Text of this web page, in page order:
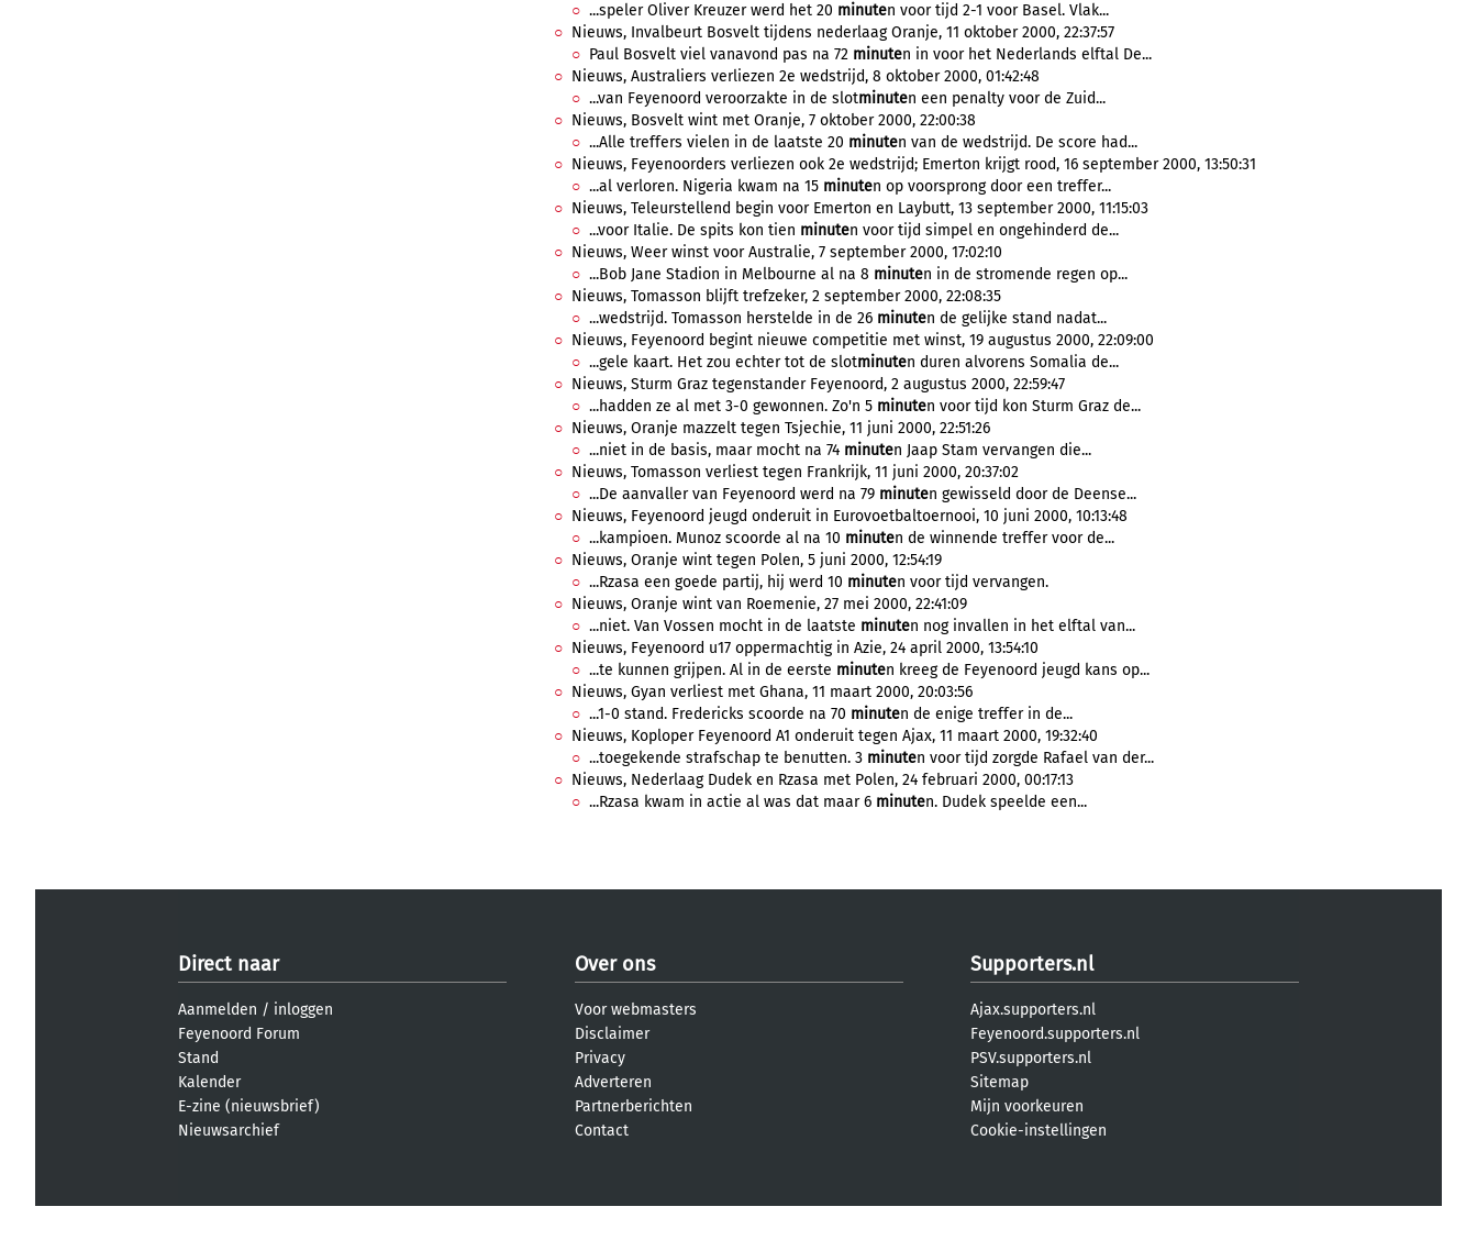
...speler Oliver Kreuzer werd het 20 minuten voor tijd 2-1 voor Basel. Vlak...
Nieuws, Invalbeurt Bosvelt tijdens nederlaag Oranje, 11 oktober 2000, 22:37:57
Paul Bosvelt viel vanavond pas na 72 minuten in voor het Nederlands elftal De...
Nieuws, Australiers verliezen 2e wedstrijd, 8 oktober 2000, 01:42:48
...van Feyenoord veroorzakte in de slotminuten een penalty voor de Zuid...
Nieuws, Bosvelt wint met Oranje, 7 oktober 2000, 22:00:38
...Alle treffers vielen in de laatste 20 minuten van de wedstrijd. De score had...
Nieuws, Feyenoorders verliezen ook 2e wedstrijd; Emerton krijgt rood, 16 september 2000, 13:50:31
...al verloren. Nigeria kwam na 15 minuten op voorsprong door een treffer...
Nieuws, Teleurstellend begin voor Emerton en Laybutt, 13 september 2000, 11:15:03
...voor Italie. De spits kon tien minuten voor tijd simpel en ongehinderd de...
Nieuws, Weer winst voor Australie, 7 september 2000, 17:02:10
...Bob Jane Stadion in Melbourne al na 8 minuten in de stromende regen op...
Nieuws, Tomasson blijft trefzeker, 2 september 2000, 22:08:35
...wedstrijd. Tomasson herstelde in de 26 minuten de gelijke stand nadat...
Nieuws, Feyenoord begint nieuwe competitie met winst, 19 augustus 2000, 22:09:00
...gele kaart. Het zou echter tot de slotminuten duren alvorens Somalia de...
Nieuws, Sturm Graz tegenstander Feyenoord, 2 augustus 2000, 22:59:47
...hadden ze al met 3-0 gewonnen. Zo'n 5 minuten voor tijd kon Sturm Graz de...
Nieuws, Oranje mazzelt tegen Tsjechie, 11 juni 2000, 22:51:26
...niet in de basis, maar mocht na 74 minuten Jaap Stam vervangen die...
Nieuws, Tomasson verliest tegen Frankrijk, 11 juni 2000, 20:37:02
...De aanvaller van Feyenoord werd na 79 minuten gewisseld door de Deense...
Nieuws, Feyenoord jeugd onderuit in Eurovoetbaltoernooi, 10 juni 2000, 10:13:48
...kampioen. Munoz scoorde al na 10 minuten de winnende treffer voor de...
Nieuws, Oranje wint tegen Polen, 5 juni 2000, 12:54:19
...Rzasa een goede partij, hij werd 10 minuten voor tijd vervangen.
Nieuws, Oranje wint van Roemenie, 27 mei 2000, 22:41:09
...niet. Van Vossen mocht in de laatste minuten nog invallen in het elftal van...
Nieuws, Feyenoord u17 oppermachtig in Azie, 24 april 2000, 13:54:10
...te kunnen grijpen. Al in de eerste minuten kreeg de Feyenoord jeugd kans op...
Nieuws, Gyan verliest met Ghana, 11 maart 2000, 20:03:56
...1-0 stand. Fredericks scoorde na 70 minuten de enige treffer in de...
Nieuws, Koploper Feyenoord A1 onderuit tegen Ajax, 11 maart 2000, 19:32:40
...toegekende strafschap te benutten. 3 minuten voor tijd zorgde Rafael van der...
Nieuws, Nederlaag Dudek en Rzasa met Polen, 24 februari 2000, 00:17:13
...Rzasa kwam in actie al was dat maar 6 minuten. Dudek speelde een...
Direct naar
Aanmelden / inloggen
Feyenoord Forum
Stand
Kalender
E-zine (nieuwsbrief)
Nieuwsarchief
Over ons
Voor webmasters
Disclaimer
Privacy
Adverteren
Partnerberichten
Contact
Supporters.nl
Ajax.supporters.nl
Feyenoord.supporters.nl
PSV.supporters.nl
Sitemap
Mijn voorkeuren
Cookie-instellingen